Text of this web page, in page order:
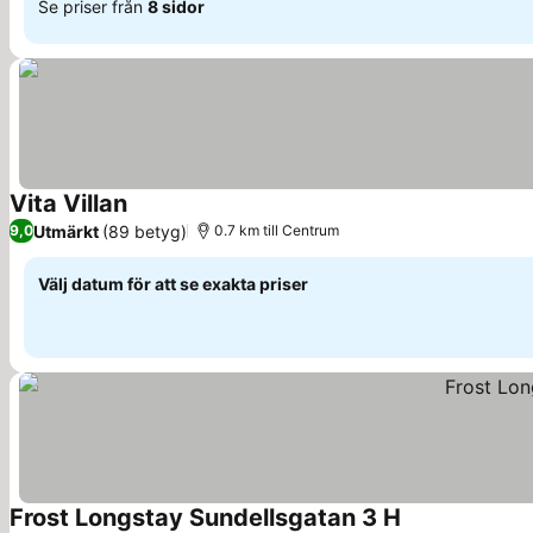
Se priser från 8 sidor
Vita VillanSe priser
9,0Utmärkt (89 betyg) 0.7 km till Centrum
Välj datum för att se exakta priser
Frost Longstay Sundellsgatan 3 H